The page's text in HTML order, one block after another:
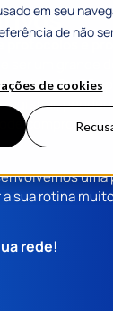
em seu
de não
de cookies
e
ser um grande
ao cidadão. São
registrar,
a sua rotina
rede!